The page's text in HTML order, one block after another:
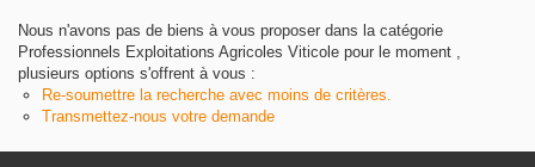
Contact
Nous n'avons pas de biens à vous proposer dans la catégorie
Professionnels Exploitations Agricoles Viticole pour le moment ,
plusieurs options s'offrent à vous :
Re-soumettre la recherche avec moins de critères.
Transmettez-nous votre demande